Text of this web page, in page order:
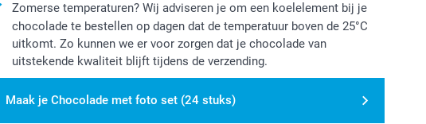
Zomerse temperaturen? Wij adviseren je om een koelelement bij je
chocolade te bestellen op dagen dat de temperatuur boven de 25°C
uitkomt. Zo kunnen we er voor zorgen dat je chocolade van
uitstekende kwaliteit blijft tijdens de verzending.
Maak je Chocolade met foto set (24 stuks)